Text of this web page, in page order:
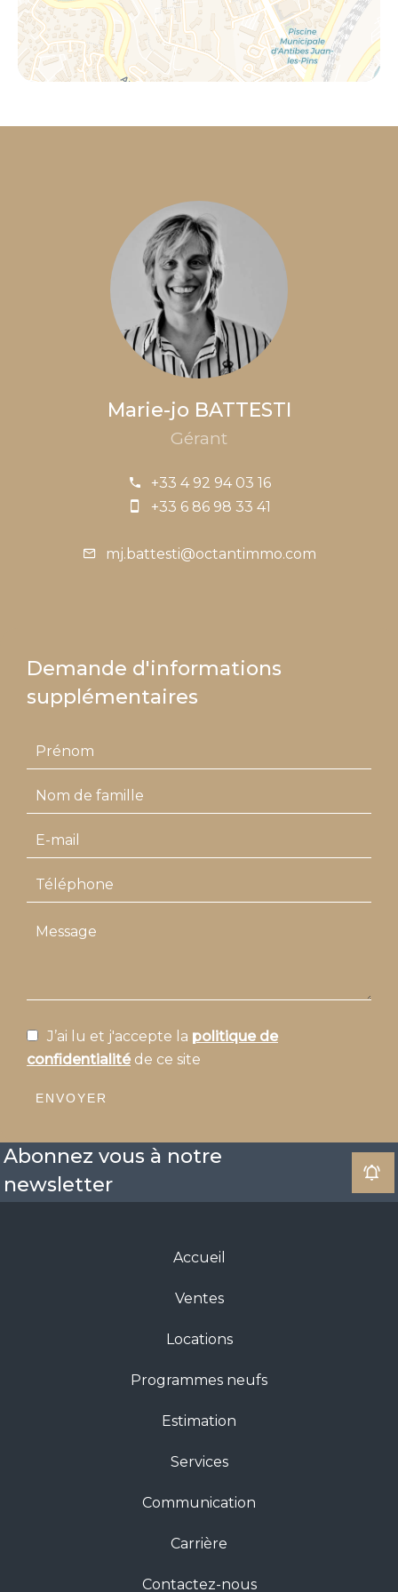
Marie-jo BATTESTI
Gérant
+33 4 92 94 03 16
+33 6 86 98 33 41
mj.battesti@octantimmo.com
Demande d'informations
supplémentaires
J’ai lu et j'accepte la politique de
confidentialitéde ce site
ENVOYER
Abonnez vous à notre
newsletter
Accueil
Ventes
Locations
Programmes neufs
Estimation
Services
Communication
Carrière
Contactez-nous